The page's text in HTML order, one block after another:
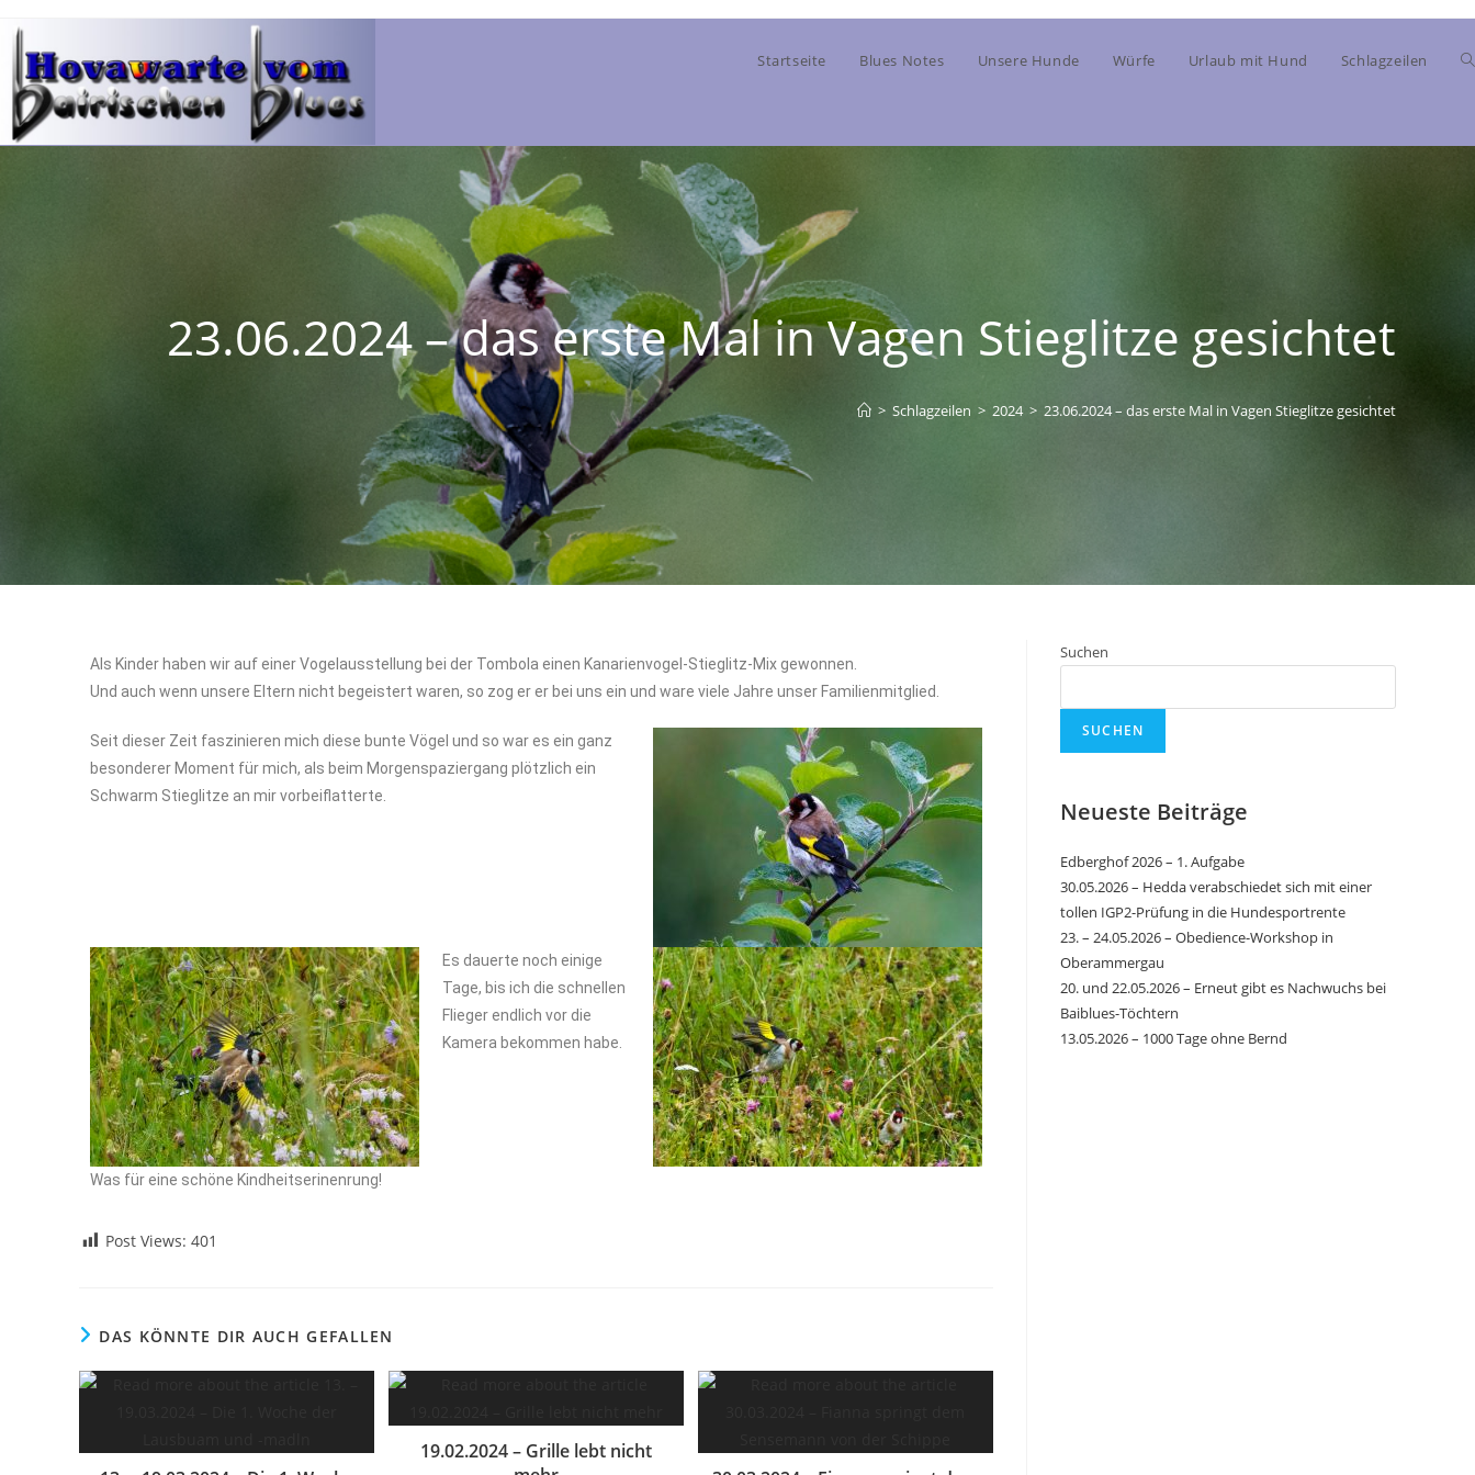
Startseite Blues Notes Unsere Hunde Würfe Urlaub mit Hund Schlagzeilen
23.06.2024 – das erste Mal in Vagen Stieglitze gesichtet
> Schlagzeilen > 2024 > 23.06.2024 – das erste Mal in Vagen Stieglitze gesichtet
Als Kinder haben wir auf einer Vogelausstellung bei der Tombola einen Kanarienvogel-Stieglitz-Mix gewonnen.
Und auch wenn unsere Eltern nicht begeistert waren, so zog er er bei uns ein und ware viele Jahre unser Familienmitglied.
Seit dieser Zeit faszinieren mich diese bunte Vögel und so war es ein ganz
besonderer Moment für mich, als beim Morgenspaziergang plötzlich ein
Schwarm Stieglitze an mir vorbeiflatterte.
Es dauerte noch einige
Tage, bis ich die schnellen
Flieger endlich vor die
Kamera bekommen habe.
Was für eine schöne Kindheitserinenrung!
Post Views: 401
DAS KÖNNTE DIR AUCH GEFALLEN
19.02.2024 – Grille lebt nicht
Suchen
SUCHEN
Neueste Beiträge
Edberghof 2026 – 1. Aufgabe
30.05.2026 – Hedda verabschiedet sich mit einer
tollen IGP2-Prüfung in die Hundesportrente
23. – 24.05.2026 – Obedience-Workshop in
Oberammergau
20. und 22.05.2026 – Erneut gibt es Nachwuchs bei
Baiblues-Töchtern
13.05.2026 – 1000 Tage ohne Bernd